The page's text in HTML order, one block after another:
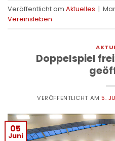
Veröffentlicht am Aktuelles |
Vereinsleben
Doppelspiel
VERÖFFENTLICHT AM5.
05
Juni